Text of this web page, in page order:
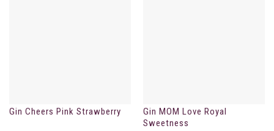
Gin Cheers Pink Strawberry
Gin MOM Love Royal
Sweetness